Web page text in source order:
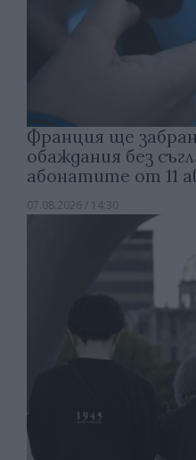
Франция ще
обаждания без
абонатите от 11
07.08.2026 / 14:30